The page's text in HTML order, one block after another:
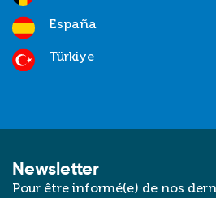
España
Türkiye
Newsletter
Pour être informé(e) de nos